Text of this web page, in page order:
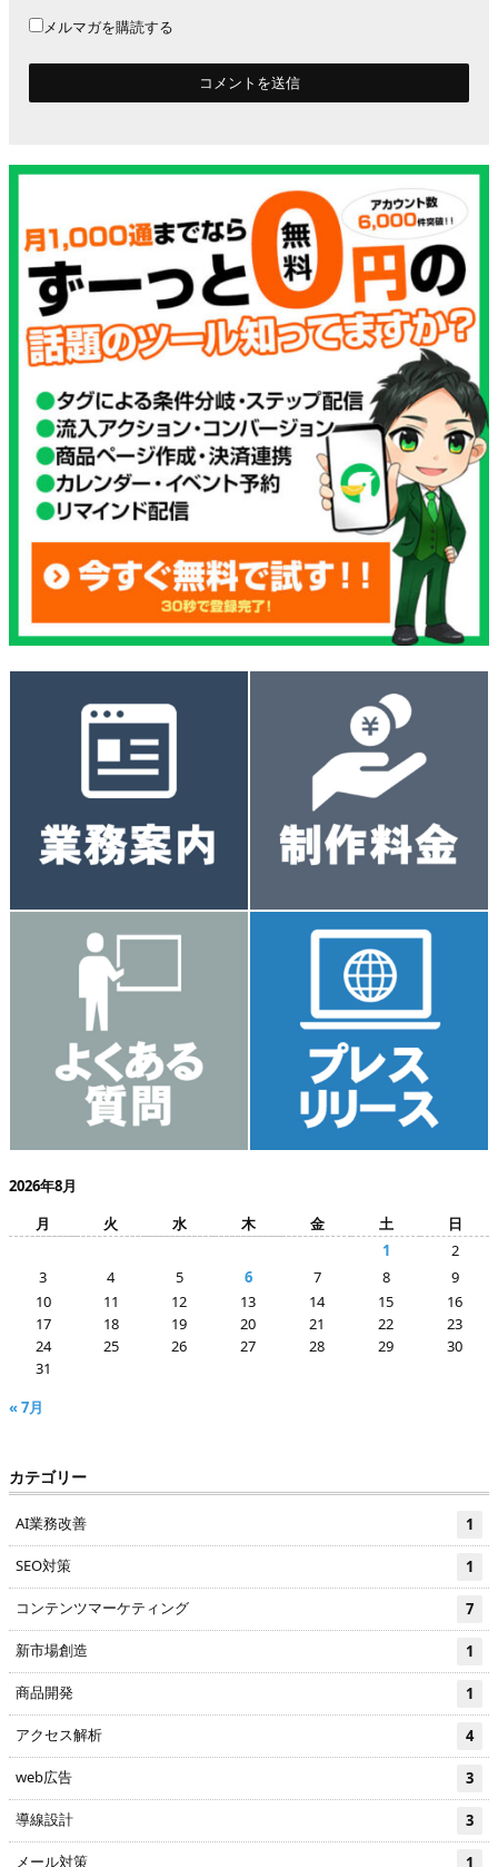
メルマガを購読する
2026年8月
月
火 水 木 金 土
日
1
2
3
4 5 6 7 8
9
10
11 12 13 14 15
16
17
18 19 20 21 22
23
24
25 26 27 28 29
30
31
« 7月
カテゴリー
AI業務改善 1
SEO対策 1
コンテンツマーケティング 7
新市場創造 1
商品開発 1
アクセス解析 4
web広告 3
導線設計 3
メール対策